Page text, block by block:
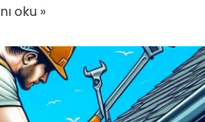
oku »